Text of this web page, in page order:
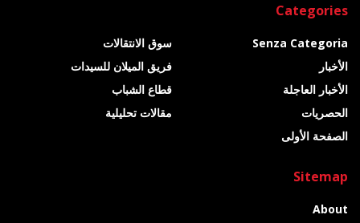
Categories
Senza Categoria
الأخبار
الأخبار العاجلة
الحصريات
الصفحة الأولى
سوق الانتقالات
فريق الميلان للسيدات
قطاع الشباب
مقالات تحليلية
Sitemap
About